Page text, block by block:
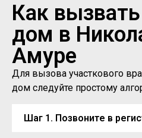
Как
дом в
Амуре
Для вызова участкового
дом следуйте простому
Шаг 1. Позвоните в